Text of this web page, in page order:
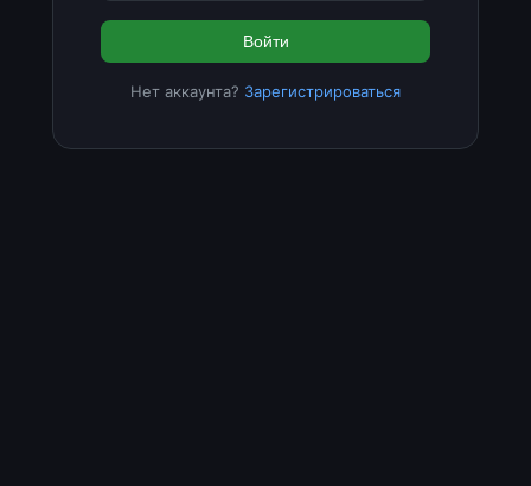
Войти
Нет аккаунта? Зарегистрироваться